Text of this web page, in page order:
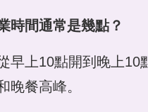
時間通常是幾點？
早上10點開到晚上
晚餐高峰。